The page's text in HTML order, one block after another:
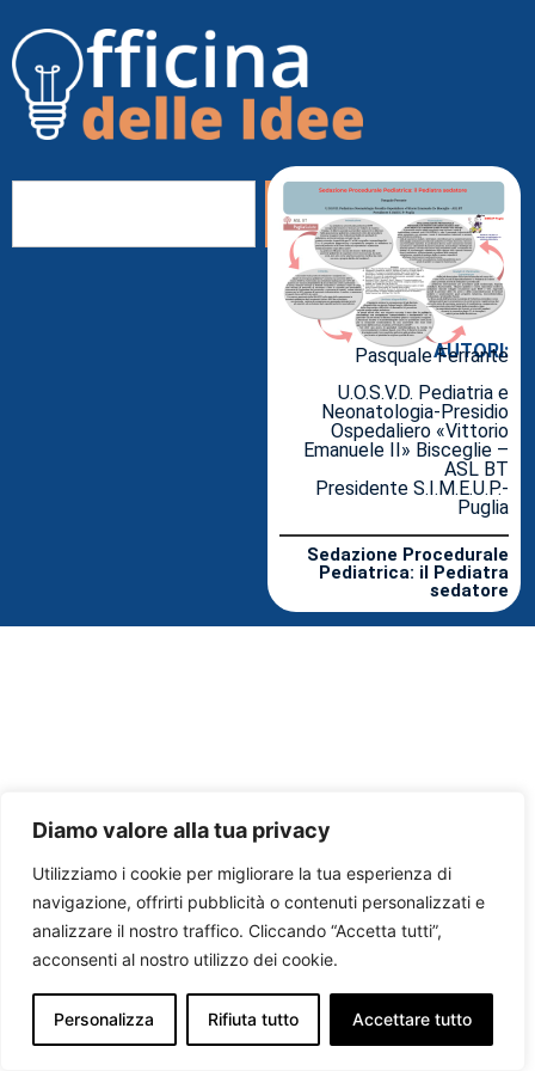
Diamo valore alla tua privacy
Utilizziamo i cookie per migliorare la tua esperienza di
navigazione, offrirti pubblicità o contenuti personalizzati e
analizzare il nostro traffico. Cliccando “Accetta tutti”,
acconsenti al nostro utilizzo dei cookie.
Personalizza Rifiuta tutto Accettare tutto
AUTORI:
Pasquale Ferrante
U.O.S.V.D. Pediatria e
Neonatologia-Presidio
Ospedaliero «Vittorio
Emanuele II» Bisceglie –
ASL BT
Presidente S.I.M.E.U.P.-
Puglia
Sedazione Procedurale
Pediatrica: il Pediatra
sedatore